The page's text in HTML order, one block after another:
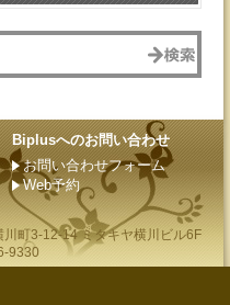
Biplusへのお問い合わせ
お問い合わせフォーム
Web予約
川町3-12-14 ミタキヤ横川ビル6F
9330